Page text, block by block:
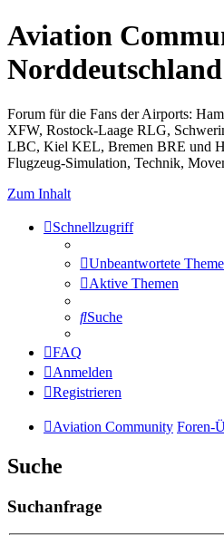
Aviation
Norddeutschland
Forum für die Fans der Airports:
XFW, Rostock-Laage RLG,
LBC, Kiel KEL, Bremen BRE und
Flugzeug-Simulation, Technik,
Zum Inhalt
Schnellzugriff
Unbeantwortete
Aktive Themen
Suche
FAQ
Anmelden
Registrieren
Aviation Community Foren-
Suche
Suchanfrage